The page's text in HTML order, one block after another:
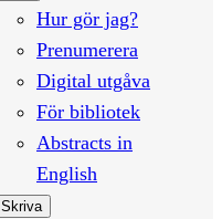
Hur gör jag?
Prenumerera
Digital utgåva
För bibliotek
Abstracts in
English
Skriva